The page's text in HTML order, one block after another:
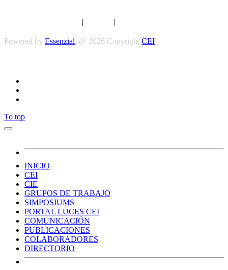
| | |
Powered by Essenzial. @ 2026 Copyright CEI
To top
INICIO
CEI
CIE
GRUPOS DE TRABAJO
SIMPOSIUMS
PORTAL LUCES CEI
COMUNICACIÓN
PUBLICACIONES
COLABORADORES
DIRECTORIO